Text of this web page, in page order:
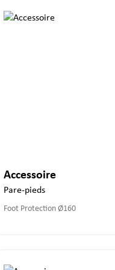
Accessoire
Pare-pieds
Foot Protection Ø160